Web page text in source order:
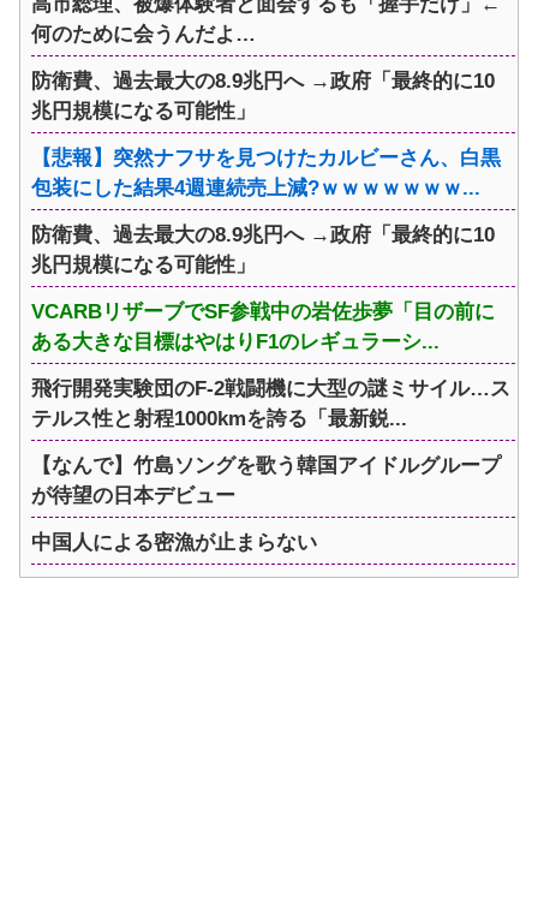
何のために会うんだよ…
防衛費、過去最大の8.9兆円へ →政府「最終的に10
兆円規模になる可能性」
【悲報】突然ナフサを見つけたカルビーさん、白黒
包装にした結果4週連続売上減?ｗｗｗｗｗｗｗ...
防衛費、過去最大の8.9兆円へ →政府「最終的に10
兆円規模になる可能性」
VCARBリザーブでSF参戦中の岩佐歩夢「目の前に
ある大きな目標はやはりF1のレギュラーシ...
飛行開発実験団のF-2戦闘機に大型の謎ミサイル…ス
テルス性と射程1000kmを誇る「最新鋭...
【なんで】竹島ソングを歌う韓国アイドルグループ
が待望の日本デビュー
中国人による密漁が止まらない